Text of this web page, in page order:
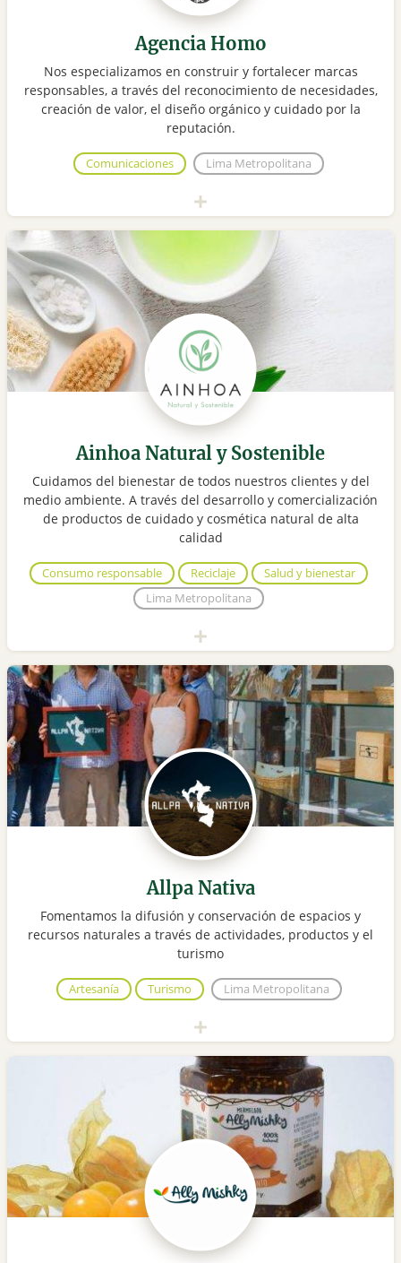
Agencia Homo
Nos especializamos en construir y fortalecer marcas
responsables, a través del reconocimiento de necesidades,
creación de valor, el diseño orgánico y cuidado por la
reputación.
Comunicaciones Lima Metropolitana
Ainhoa Natural y Sostenible
Cuidamos del bienestar de todos nuestros clientes y del
medio ambiente. A través del desarrollo y comercialización
de productos de cuidado y cosmética natural de alta
calidad
Consumo responsable Reciclaje
Salud y bienestar
Lima Metropolitana
Allpa Nativa
Fomentamos la difusión y conservación de espacios y
recursos naturales a través de actividades, productos y el
turismo
Artesanía Turismo Lima Metropolitana